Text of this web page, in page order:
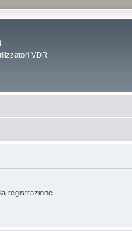
VDR
registrazione.